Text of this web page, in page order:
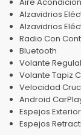
Alzavidrios
Alzavidrios
Radio Con
Bluetooth
Volante
Volante Tapiz
Velocidad
Android
Espejos
Espejos